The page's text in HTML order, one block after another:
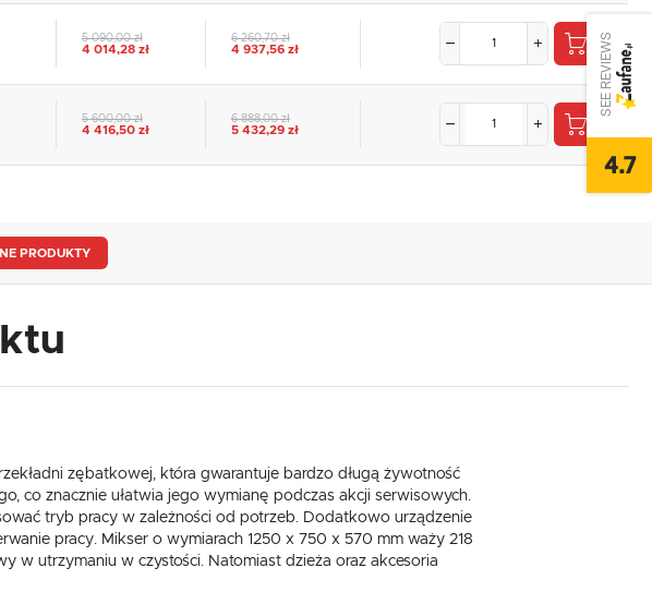
5 090,00 zł
4 014,28 zł
6 260,70 zł
4 937,56 zł
5 600,00 zł
4 416,50 zł
6 888,00 zł
5 432,29 zł
PRODUKTY
zębatkowej, która gwarantuje bardzo długą żywotność
co znacznie ułatwia jego wymianę podczas akcji serwisowych.
tryb pracy w zależności od potrzeb. Dodatkowo urządzenie
pracy. Mikser o wymiarach 1250 x 750 x 570 mm waży 218
w utrzymaniu w czystości. Natomiast dzieża oraz akcesoria
internetowej i umożliwiają Ci
m.in. dostosowania Twoich
Dzięki plikom cookies strona,
SEE REVIEWS
4.7